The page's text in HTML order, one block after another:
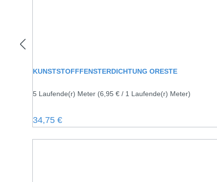
KUNSTSTOFFFENSTERDICHTUNG ORESTE
5 Laufende(r) Meter (6,95 € / 1 Laufende(r) Meter)
Regulärer Preis:
34,75 €